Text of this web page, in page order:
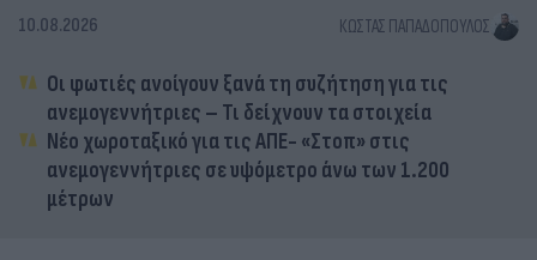
10.08.2026 ΚΏΣΤΑΣ ΠΑΠΑΔΌΠΟΥΛΟΣ
Οι φωτιές ανοίγουν ξανά τη συζήτηση για τις
ανεμογεννήτριες – Τι δείχνουν τα στοιχεία
Νέο χωροταξικό για τις ΑΠΕ- «Στοπ» στις
ανεμογεννήτριες σε υψόμετρο άνω των 1.200
μέτρων